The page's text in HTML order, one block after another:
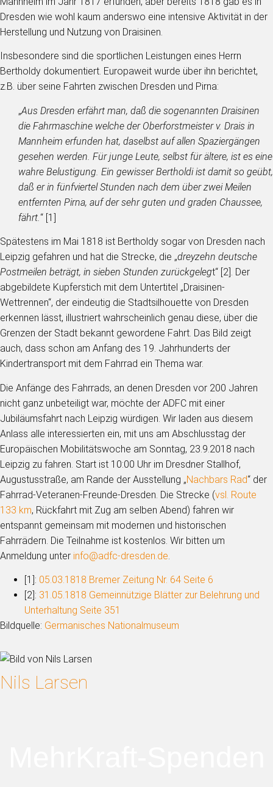
Dresden wie wohl kaum anderswo eine intensive Aktivität in der
Herstellung und Nutzung von Draisinen.
Insbesondere sind die sportlichen Leistungen eines Herrn
Bertholdy dokumentiert. Europaweit wurde über ihn berichtet,
z.B. über seine Fahrten zwischen Dresden und Pirna:
„Aus Dresden erfährt man, daß die sogenannten Draisinen
die Fahrmaschine welche der Oberforstmeister v. Drais in
Mannheim erfunden hat, daselbst auf allen Spaziergängen
gesehen werden. Für junge Leute, selbst für ältere, ist es eine
wahre Belustigung. Ein gewisser Bertholdi ist damit so geübt,
daß er in fünfviertel Stunden nach dem über zwei Meilen
entfernten Pirna, auf der sehr guten und graden Chaussee,
fährt. “ [1]
Spätestens im Mai 1818 ist Bertholdy sogar von Dresden nach
Leipzig gefahren und hat die Strecke, die „dreyzehn deutsche
Postmeilen beträgt, in sieben Stunden zurückgelegt“ [2]. Der
abgebildete Kupferstich mit dem Untertitel „Draisinen-
Wettrennen“, der eindeutig die Stadtsilhouette von Dresden
erkennen lässt, illustriert wahrscheinlich genau diese, über die
Grenzen der Stadt bekannt gewordene Fahrt. Das Bild zeigt
auch, dass schon am Anfang des 19. Jahrhunderts der
Kindertransport mit dem Fahrrad ein Thema war.
Die Anfänge des Fahrrads, an denen Dresden vor 200 Jahren
nicht ganz unbeteiligt war, möchte der ADFC mit einer
Jubiläumsfahrt nach Leipzig würdigen. Wir laden aus diesem
Anlass alle interessierten ein, mit uns am Abschlusstag der
Europäischen Mobilitätswoche am Sonntag, 23.9.2018 nach
Leipzig zu fahren. Start ist 10:00 Uhr im Dresdner Stallhof,
Augustusstraße, am Rande der Ausstellung „Nachbars Rad“ der
Fahrrad-Veteranen-Freunde-Dresden. Die Strecke (vsl. Route
133 km, Rückfahrt mit Zug am selben Abend) fahren wir
entspannt gemeinsam mit modernen und historischen
Fahrrädern. Die Teilnahme ist kostenlos. Wir bitten um
Anmeldung unter info@adfc-dresden.de
[1]: 05.03.1818 Bremer Zeitung Nr. 64 Seite 6
[2]: 31.05.1818 Gemeinnützige Blätter zur Belehrung und
Unterhaltung Seite 351
Bildquelle: Germanisches Nationalmuseum
Nils Larsen